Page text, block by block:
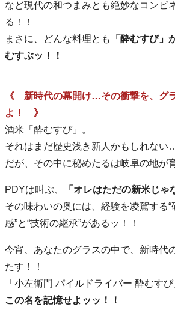
など現代の和つまみとも絶妙なコンビ
る！！
まさに、どんな料理とも
「酔むすび」
むすぶッ！！
《 新時代の幕開け…その衝撃を、グ
よ！ 》
酒米「酔むすび」。
それはまだ歴史浅き新人かもしれない…
だが、その中に秘めたるは岐阜の地が
PDYは叫ぶ、
「オレはただの新米じゃ
その味わいの奥には、経験を凌駕する
感”と“技術の継承”があるッ！！
今宵、あなたのグラスの中で、新時代
たす！！
「小左衛門 パイルドライバー 酔むす
この名を記憶せよッッ！！